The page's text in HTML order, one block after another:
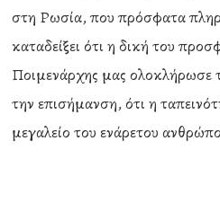
στη Ρωσία, που πρόσφατα
καταδείξει ότι η δική του
Ποιμενάρχης μας ολοκλήρωσε
την επισήμανση, ότι η
μεγαλείο του ενάρετου